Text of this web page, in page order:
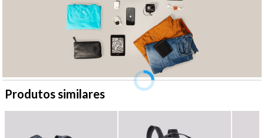
Produtos similares